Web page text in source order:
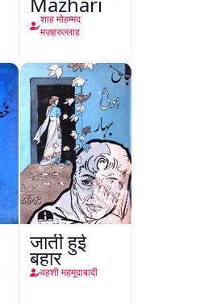
शाह मोहम्मद
मज़हरुल्लाह
जाती हुई
बहार
वहशी महमूदाबादी